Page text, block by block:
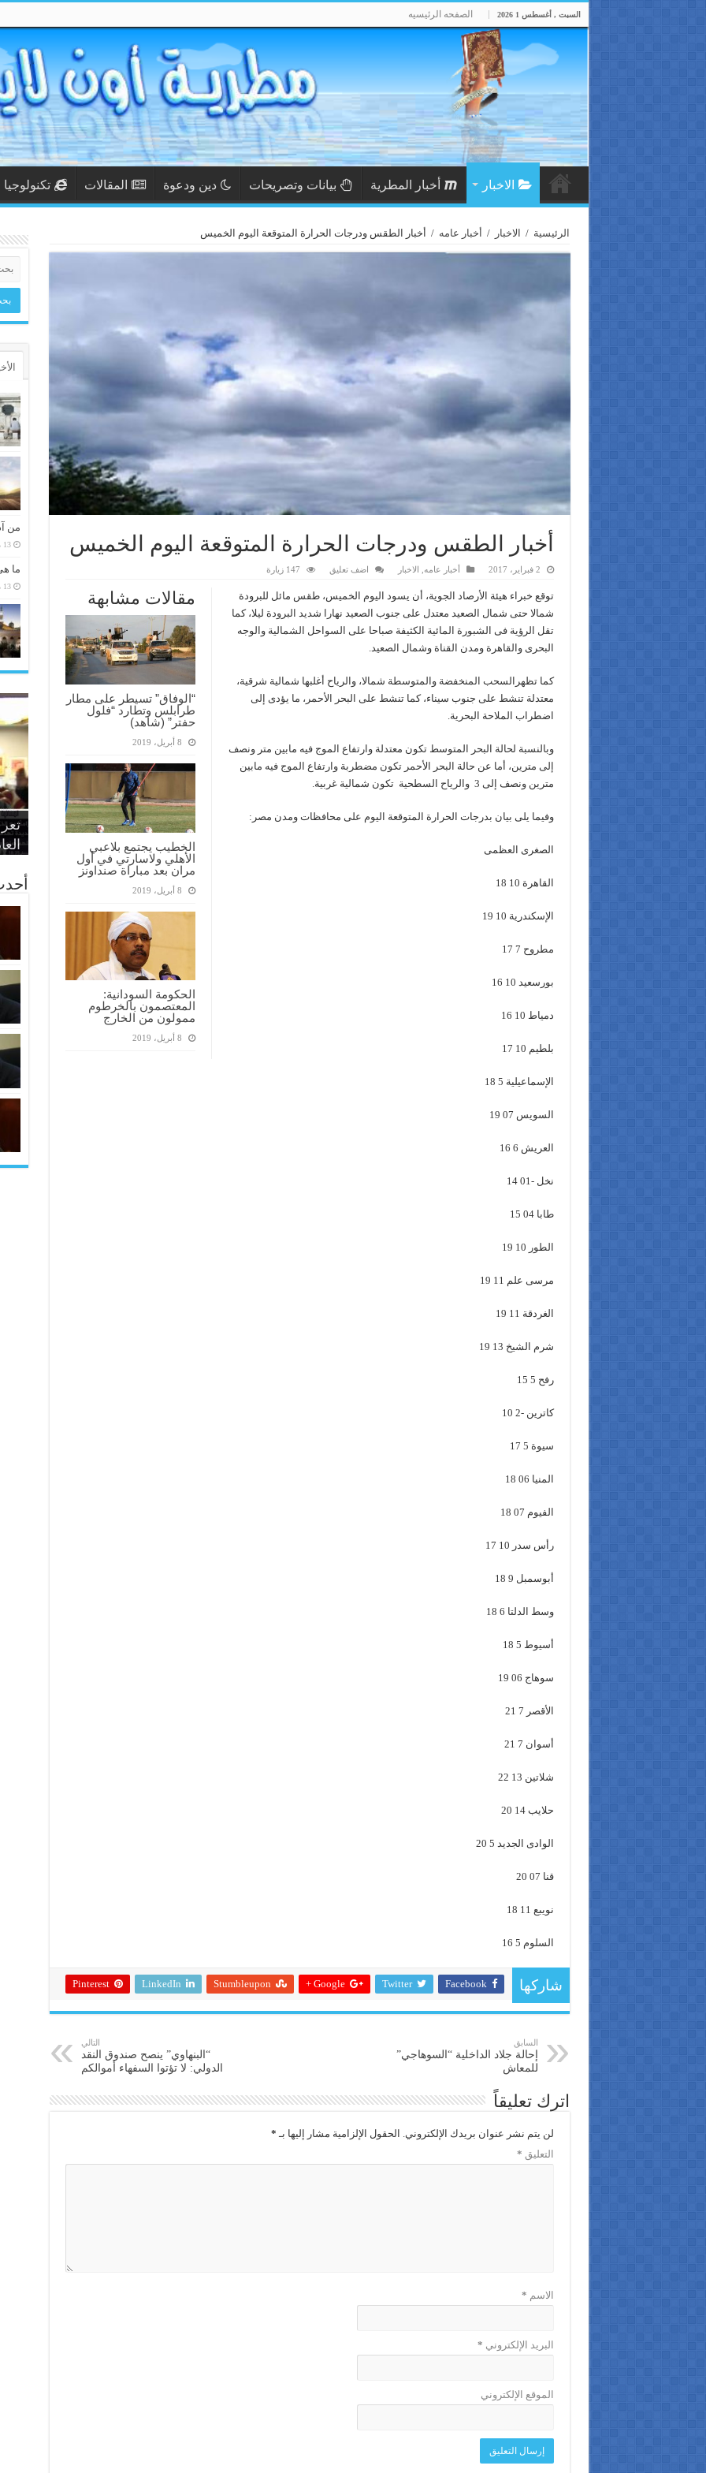
السبت , أغسطس 1 2026 الصفحه الرئيسيه
الاخبار أخبار المطرية بيانات وتصريحات دين ودعوة المقالات تكنولوجيا
الرئيسية / الاخبار / أخبار عامه / أخبار الطقس ودرجات الحرارة المتوقعة اليوم الخميس
أخبار الطقس ودرجات الحرارة المتوقعة اليوم الخميس
2 فبراير، 2017 أخبار عامه الاخبار اضف تعليق 147 زيارة
مقالات مشابهة
“الوفاق” تسيطر على مطار
طرابلس وتطارد “فلول
حفتر” (شاهد)
8 أبريل، 2019
الخطيب يجتمع بلاعبي
الأهلي ولاسارتي في أول
مران بعد مباراة صنداونز
8 أبريل، 2019
الحكومة السودانية:
المعتصمون بالخرطوم
ممولون من الخارج
8 أبريل، 2019
توقع خبراء هيئة الأرصاد الجوية، أن يسود اليوم الخميس، طقس مائل للبرودة
شمالا حتى شمال الصعيد معتدل على جنوب الصعيد نهارا شديد البرودة ليلا، كما
تقل الرؤية فى الشبورة المائية الكثيفة صباحا على السواحل الشمالية والوجه
البحرى والقاهرة ومدن القناة وشمال الصعيد.
كما تظهرالسحب المنخفضة والمتوسطة شمالا، والرياح أغلبها شمالية شرقية،
معتدلة تنشط على جنوب سيناء، كما تنشط على البحر الأحمر، ما يؤدى إلى
اضطراب الملاحة البحرية.
وبالنسبة لحالة البحر المتوسط تكون معتدلة وارتفاع الموج فيه مابين متر ونصف
إلى مترين، أما عن حالة البحر الأحمر تكون مضطربة وارتفاع الموج فيه مابين
مترين ونصف إلى 3 والرياح السطحية تكون شمالية غربية.
وفيما يلى بيان بدرجات الحرارة المتوقعة اليوم على محافظات ومدن مصر:
الصغرى العظمى
القاهرة 10 18
الإسكندرية 10 19
مطروح 7 17
بورسعيد 10 16
دمياط 10 16
بلطيم 10 17
الإسماعيلية 5 18
السويس 07 19
العريش 6 16
نخل -01 14
طابا 04 15
الطور 10 19
مرسى علم 11 19
الغردقة 11 19
شرم الشيخ 13 19
رفح 5 15
كاترين -2 10
سيوة 5 17
المنيا 06 18
الفيوم 07 18
رأس سدر 10 17
أبوسمبل 9 18
وسط الدلتا 6 18
أسيوط 5 18
سوهاج 06 19
الأقصر 7 21
أسوان 7 21
شلاتين 13 22
حلايب 14 20
الوادى الجديد 5 20
قنا 07 20
نويبع 11 18
السلوم 5 16
شاركها Facebook
Twitter
Google +
Stumbleupon
LinkedIn
Pinterest
السابق
إحالة جلاد الداخلية “السوهاجي”
للمعاش
التالي
“البنهاوي” ينصح صندوق النقد
الدولي: لا تؤتوا السفهاء أموالكم
اترك تعليقاً
لن يتم نشر عنوان بريدك الإلكتروني. الحقول الإلزامية مشار إليها بـ *
التعليق *
الاسم *
البريد الإلكتروني *
الموقع الإلكتروني
من
13 مارس، 2026
ما
13 مارس، 2026